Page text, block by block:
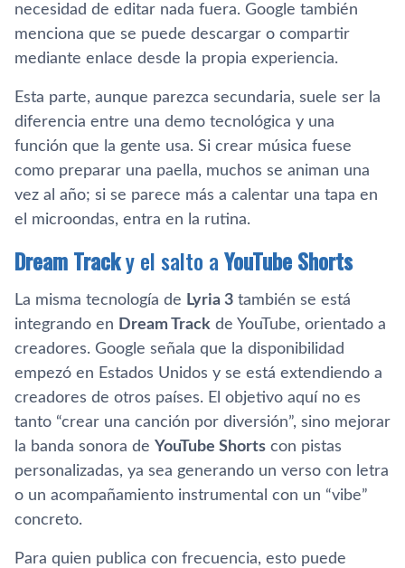
necesidad de editar nada fuera. Google también
menciona que se puede descargar o compartir
mediante enlace desde la propia experiencia.
Esta parte, aunque parezca secundaria, suele ser la
diferencia entre una demo tecnológica y una
función que la gente usa. Si crear música fuese
como preparar una paella, muchos se animan una
vez al año; si se parece más a calentar una tapa en
el microondas, entra en la rutina.
Dream Tracky el salto aYouTube Shorts
La misma tecnología de Lyria 3 también se está
integrando en Dream Track de YouTube, orientado a
creadores. Google señala que la disponibilidad
empezó en Estados Unidos y se está extendiendo a
creadores de otros países. El objetivo aquí no es
tanto “crear una canción por diversión”, sino mejorar
la banda sonora de YouTube Shorts con pistas
personalizadas, ya sea generando un verso con letra
o un acompañamiento instrumental con un “vibe”
concreto.
Para quien publica con frecuencia, esto puede